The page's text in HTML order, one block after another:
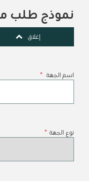
نموذج طلب
إغلاق
اسم الجهة *
نوع الجهة *